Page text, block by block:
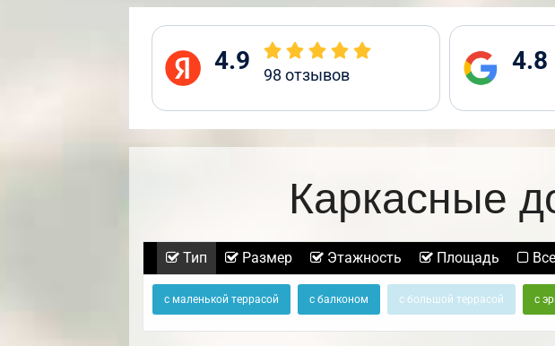
4.9 98 отзывов 4.8
Каркасные
Тип Размер Этажность Площадь Все
с маленькой террасой с балконом с большой террасой с